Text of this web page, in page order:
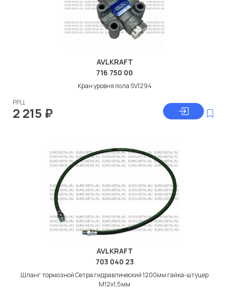
AVLKRAFT
716 750 00
Кран уровня пола SV1294
РРЦ
2 215 ₽
AVLKRAFT
703 040 23
Шланг тормозной Сетра гидравлический 1200мм гайка-штуцер
М12x1,5мм